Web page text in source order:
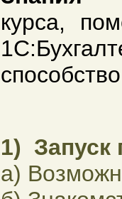
курса,
1)
а)